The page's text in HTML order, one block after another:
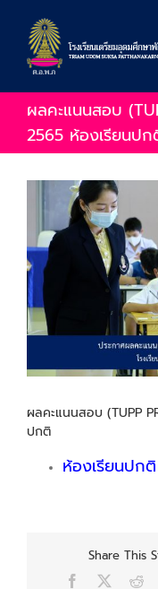
content
ผลคะแนนสอบ
2565 ห้องเรียนปก
Larger
ผลคะแนนสอบ (TUPP
ปกติ
ห้องเรียนปกติ
Share This
Facebook